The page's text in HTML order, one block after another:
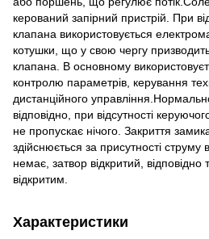
керований запірний пристрій. При
клапана використовується
котушки, що у свою чергу
клапана. В основному
контролю параметрів, керування
дистанційного
відповідно, при відсутності
не пропускає нічого. Закриття
здійснюється за присутності струму
немає, затвор відкритий,
відкритим.
Характеристики